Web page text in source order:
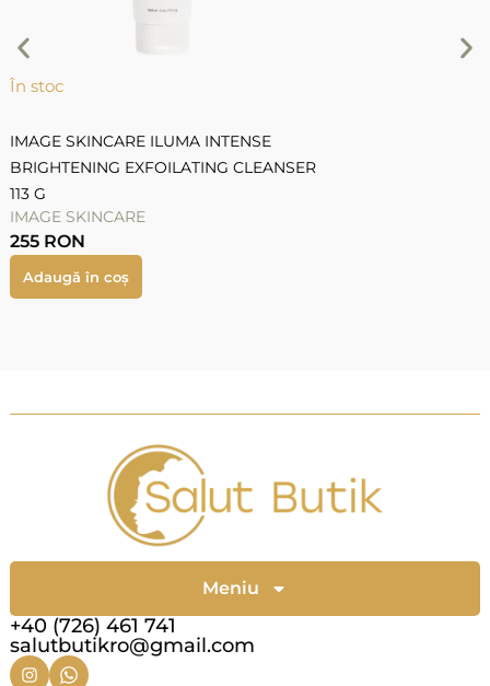
În stoc
IMAGE SKINCARE ILUMA INTENSE
BRIGHTENING EXFOILATING CLEANSER
113 G
IMAGE SKINCARE
255 RON
Adaugă în coș
+40 (726) 461 741
salutbutikro@gmail.com
Meniu